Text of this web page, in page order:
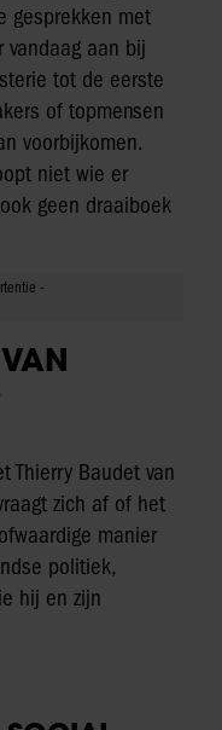
gesprekken met
vandaag aan bij
tot de eerste
of topmensen
voorbijkomen.
niet wie er
geen draaiboek
Thierry Baudet van
zich af of het
manier
politiek,
hij en zijn